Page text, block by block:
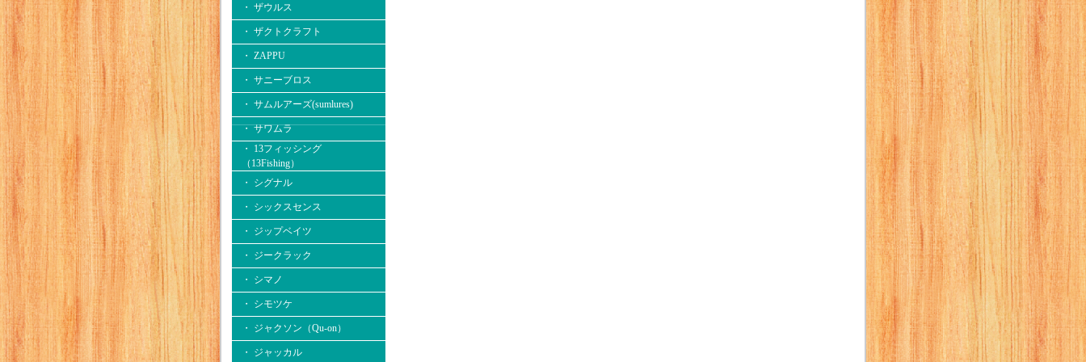
・ ザウルス
・ ザクトクラフト
・ ZAPPU
・ サニーブロス
・ サムルアーズ(sumlures)
・ サワムラ
・ 13フィッシング
（13Fishing）
・ シグナル
・ シックスセンス
・ ジップベイツ
・ ジークラック
・ シマノ
・ シモツケ
・ ジャクソン（Qu-on）
・ ジャッカル